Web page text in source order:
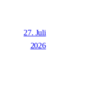
27. Juli
2026